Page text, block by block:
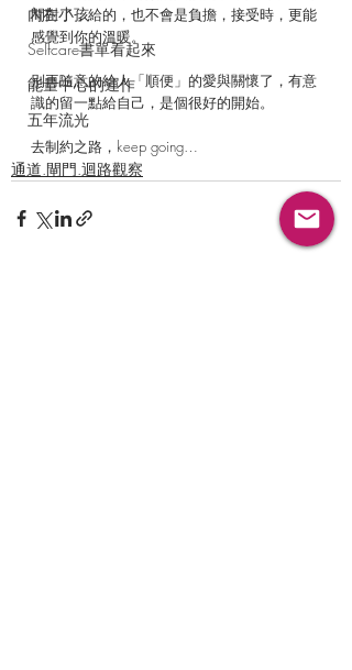
內在小孩
Selfcare書單看起來
能量中心的運作
五年流光
間對了，給的，也不會是負擔，接受時，更能
感覺到你的溫暖。
別再隨意的給人「順便」的愛與關懷了，有意
識的留一點給自己，是個很好的開始。
去制約之路，keep going…
通道.閘門.迴路觀察